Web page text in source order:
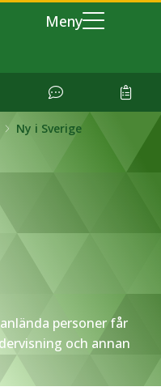
Meny
Ny i Sverige
personer får
och annan